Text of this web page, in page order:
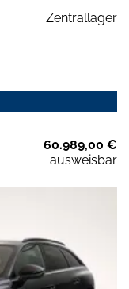
Zentrallager
60.989,00 €
ausweisbar